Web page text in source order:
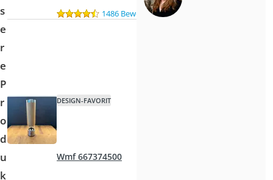
s
e
r
e
P
r
o
d
u
k
1486 Bewertungen
DESIGN-FAVORIT
Wmf 667374500